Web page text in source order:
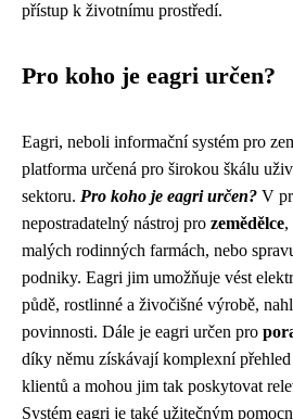
přístup k životnímu prostředí.
Pro koho je eagri určen?
Eagri, neboli informační systém pro
platforma určená pro širokou škálu
sektoru. Pro koho je eagri určen? V
nepostradatelný nástroj pro zemědělce,
malých rodinných farmách, nebo
podniky. Eagri jim umožňuje vést
půdě, rostlinné a živočišné výrobě,
povinnosti. Dále je eagri určen pro
díky němu získávají komplexní
klientů a mohou jim tak poskytovat
Systém eagri je také užitečným